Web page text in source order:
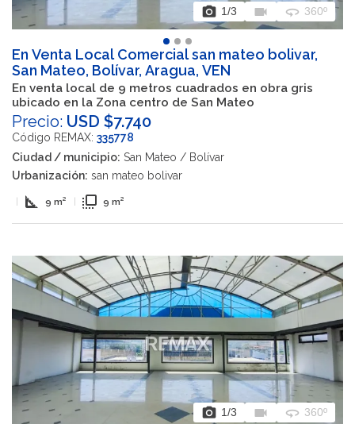
photo_camera 1/3 videocam 360 360º
En Venta Local Comercial san mateo bolivar,
San Mateo, Bolívar, Aragua, VEN
En venta local de 9 metros cuadrados en obra gris
ubicado en la Zona centro de San Mateo
Precio: USD $7.740
Código REMAX: 335778
Ciudad / municipio: San Mateo / Bolívar
Urbanización: san mateo bolivar
square_foot 9 m² flip_to_front 9 m²
photo_camera 1/3 videocam 360 360º